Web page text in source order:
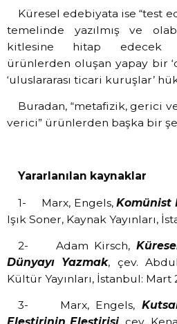
Küresel edebiyata ise “test
temelinde yazılmış ve
kitlesine hitap edecek
ürünlerden oluşan yapay bir
‘uluslararası ticari kuruşlar’
Buradan, “metafizik, gerici
verici” ürünlerden başka bir
Yararlanılan kaynaklar
1- Marx, Engels,Komünist
Işık Soner, Kaynak Yayınları,
2- Adam Kirsch,
Dünyayı Yazmak, çev.
Kültür Yayınları, İstanbul: Mart
3- Marx, Engels,